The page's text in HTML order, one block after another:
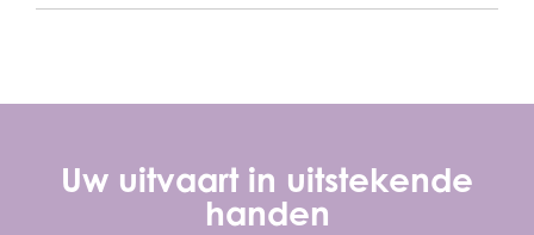
Uw uitvaart in uitstekende
handen